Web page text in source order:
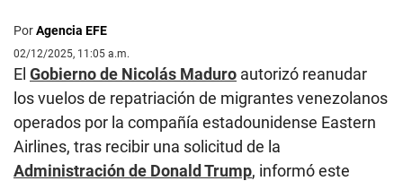
PorAgencia EFE
02/12/2025, 11:05 a.m.
El Gobierno de Nicolás Maduro autorizó reanudar
los vuelos de repatriación de migrantes venezolanos
operados por la compañía estadounidense Eastern
Airlines, tras recibir una solicitud de la
Administración de Donald Trump, informó este